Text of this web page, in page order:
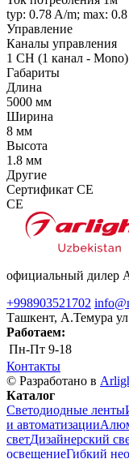
typ: 0.78 A/m; max:
Управление
Каналы управления
1 CH (1 канал - Mono)
Габариты
Длина
5000 мм
Ширина
8 мм
Высота
1.8 мм
Другие
Сертификат CE
CE
официальный дилер
+998903521702
Ташкент, А.Темура
Работаем:
Пн-Пт 9-18
Контакты
© Разработано в
Каталог
Светодиодные ленты
и автоматизации
светДизайнерский
освещениеГибкий